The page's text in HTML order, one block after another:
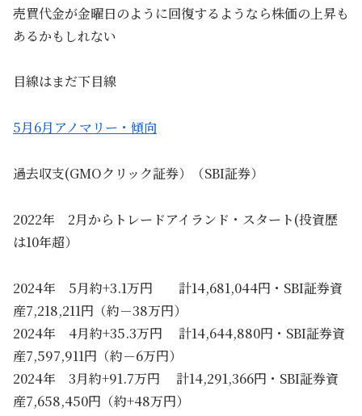
売買代金が金曜日のように回復するようなら株価の上昇も
あるかもしれない
目線はまだ下目線
5月6月アノマリー・傾向
過去収支(GMOクリック証券）（SBI証券）
2022年 2月からトレードアイランド・スタート(投資歴
は10年超）
2024年 5月約+3.1万円 計14,681,044円・SBI証券資
産7,218,211円（約－38万円）
2024年 4月約+35.3万円 計14,644,880円・SBI証券資
産7,597,911円（約－6万円）
2024年 3月約+91.7万円 計14,291,366円・SBI証券資
産7,658,450円（約+48万円）